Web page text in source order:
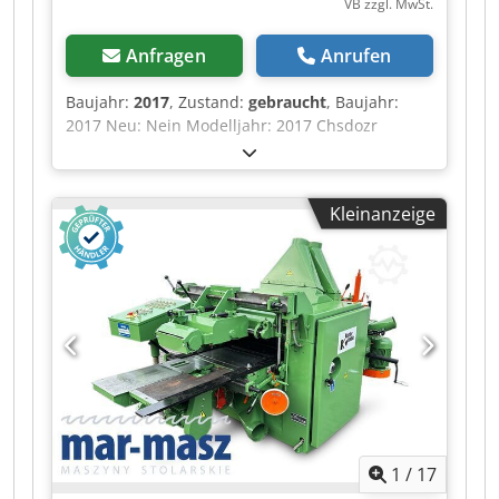
Batterie-Baujahr: 2017 Batterie-Kapazität (Ah):
775 Batterie-Spannung (V): 48 Zubehör:
Hubhöhenanzeige. Blauesicherheitslampe
hinten. Lastschutzgitter. Seitenschieber
Mittelstellung Knopf. Bemerkung: Vollfreihub.
Anfragen Anrufen
Baujahr: 2017, Zustand: gebraucht, Baujahr:
2017 Neu: Nein Modelljahr: 2017 Chsdozr
Ixpopfx Altoa Farbe: Weiß Teil geeignet für: DAF
Typennummer: 0G146736 Seriennummer:
0G146736
Kleinanzeige
1 / 17